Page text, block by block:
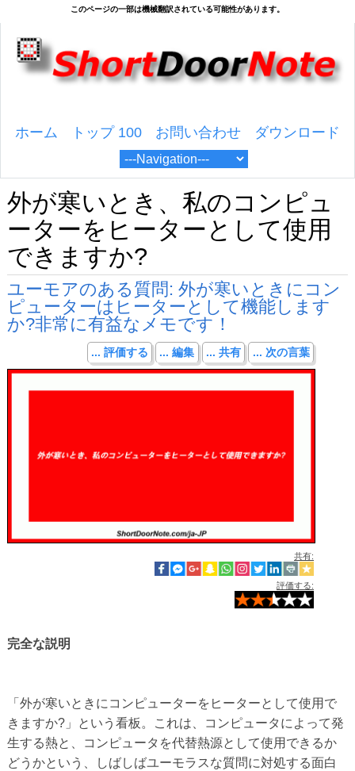
ホーム トップ 100 お問い合わせ ダウンロード
外が寒いとき、私のコンピュ
ーターをヒーターとして使用
できますか?
ユーモアのある質問: 外が寒いときにコン
ピューターはヒーターとして機能します
か?非常に有益なメモです！
... 評価する ... 編集 ... 共有 ... 次の言葉
共有:
評価する:
完全な説明
「外が寒いときにコンピューターをヒーターとして使用で
きますか?」という看板。これは、コンピュータによって発
生する熱と、コンピュータを代替熱源として使用できるか
どうかという、しばしばユーモラスな質問に対処する面白